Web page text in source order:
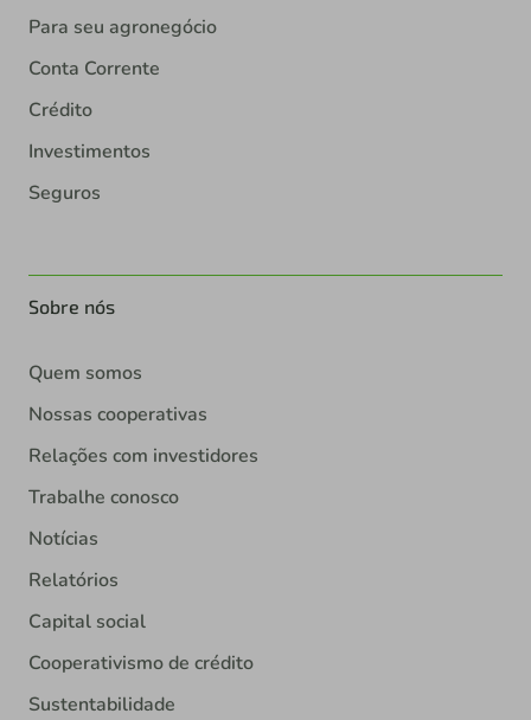
Para seu agronegócio
Conta Corrente
Crédito
Investimentos
Seguros
Sobre nós
Quem somos
Nossas cooperativas
Relações com investidores
Trabalhe conosco
Notícias
Relatórios
Capital social
Cooperativismo de crédito
Sustentabilidade